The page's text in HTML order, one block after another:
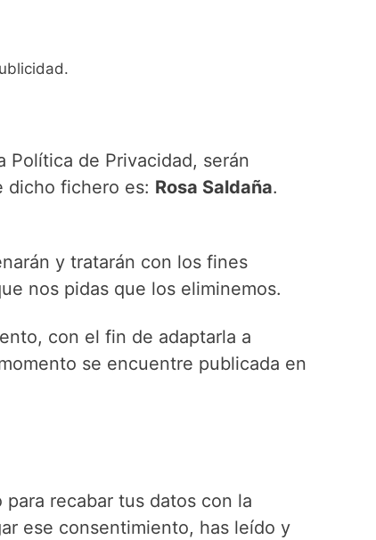
de Privacidad, serán
dicho fichero es: Rosa Saldaña.
y tratarán con los fines
nos pidas que los eliminemos.
con el fin de adaptarla a
se encuentre publicada en
recabar tus datos con la
ese consentimiento, has leído y